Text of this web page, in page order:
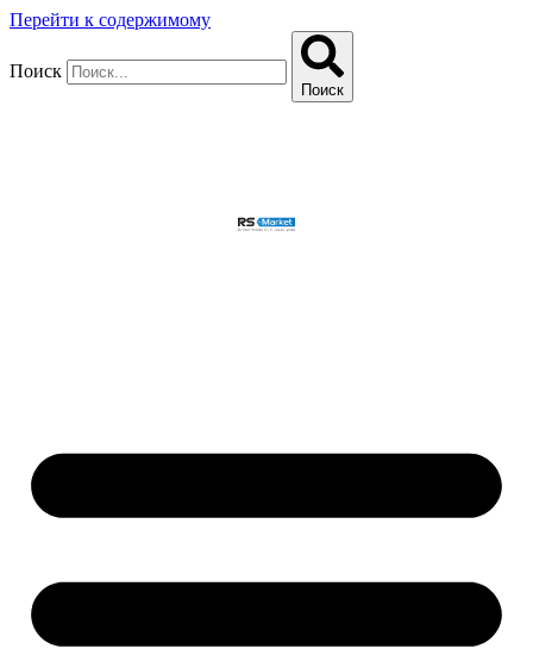
Перейти к содержимому
Поиск
Поиск